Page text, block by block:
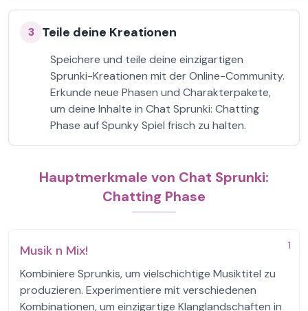
3 Teile deine Kreationen
Speichere und teile deine einzigartigen
Sprunki-Kreationen mit der Online-Community.
Erkunde neue Phasen und Charakterpakete,
um deine Inhalte in Chat Sprunki: Chatting
Phase auf Spunky Spiel frisch zu halten.
Hauptmerkmale von Chat Sprunki:
Chatting Phase
1
Musik n Mix!
Kombiniere Sprunkis, um vielschichtige Musiktitel zu
produzieren. Experimentiere mit verschiedenen
Kombinationen, um einzigartige Klanglandschaften in